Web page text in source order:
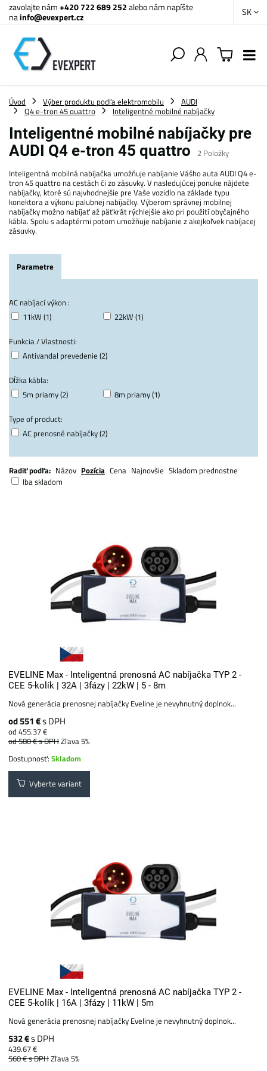
zavolajte nám+420 722 689 252alebo nám napíšte
nainfo@evexpert.cz SK
Úvod Výber produktu podľa elektromobilu
AUDI
Q4 e-tron 45 quattro
Inteligentné mobilné nabíjačky
Inteligentné mobilné nabíjačky pre
AUDI Q4 e-tron 45 quattro
2 Položky
Inteligentná mobilná nabíjačka umožňuje nabíjanie Vášho auta AUDI Q4 e-
tron 45 quattro na cestách či zo zásuvky. V nasledujúcej ponuke nájdete
nabíjačky, ktoré sú najvhodnejšie pre Vaše vozidlo na základe typu
konektora a výkonu palubnej nabíjačky. Výberom správnej mobilnej
nabíjačky možno nabíjať až päťkrát rýchlejšie ako pri použití obyčajného
kábla. Spolu s adaptérmi potom umožňuje nabíjanie z akejkoľvek nabíjacej
zásuvky.
Parametre
AC nabíjací výkon :
11kW (1)
22kW (1)
Funkcia / Vlastnosti:
Antivandal prevedenie (2)
Dĺžka kábla:
5m priamy (2)
8m priamy (1)
Type of product:
AC prenosné nabíjačky (2)
Radiť podľa: Názov Pozícia Cena Najnovšie Skladom prednostne
Iba skladom
EVELINE Max - Inteligentná prenosná AC nabíjačka TYP 2 -
CEE 5-kolík | 32A | 3fázy | 22kW | 5 - 8m
Nová generácia prenosnej nabíjačky Eveline je nevyhnutný doplnok...
od 551 €s DPH
od 455.37 €
od 580 €s DPHZľava 5%
Dostupnosť:Skladom
Vyberte variant
EVELINE Max - Inteligentná prenosná AC nabíjačka TYP 2 -
CEE 5-kolík | 16A | 3fázy | 11kW | 5m
Nová generácia prenosnej nabíjačky Eveline je nevyhnutný doplnok...
532 €s DPH
439.67 €
560 €s DPHZľava 5%